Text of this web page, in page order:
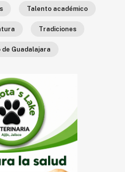
Talento académico
Tradiciones
Guadalajara